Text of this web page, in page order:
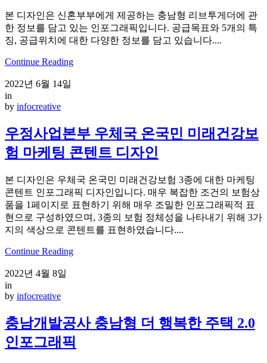
본 디자인은 신혼부부에게 제공하는 충남형 리브투게더에 관
한 정보를 담고 있는 인포그래픽입니다. 공급목표와 5개의 특
징, 공급위치에 대한 다양한 정보를 담고 있습니다....
Continue Reading
2022년 6월 14일
in
by infocreative
우정사업본부 우체국 온국민 미래건강보
험 마케팅 콘텐트 디자인
본 디자인은 우체국 온국민 미래건강보험 3종에 대한 마케팅
콘텐트 인포그래픽 디자인입니다. 매우 복잡한 조건의 보험상
품을 1페이지로 표현하기 위해 매우 조밀한 인포그래픽적 표
현으로 구성하였으며, 3종의 보험 정체성을 나타내기 위해 3가
지의 색상으로 콘텐트를 표현하였습니다....
Continue Reading
2022년 4월 8일
in
by infocreative
충남개발공사 충남형 더 행복한 주택 2.0
인포그래픽